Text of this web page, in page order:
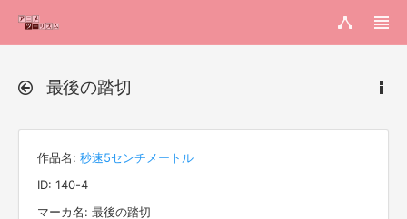
最後の踏切
作品名: 秒速5センチメートル
ID: 140-4
マーカ名: 最後の踏切